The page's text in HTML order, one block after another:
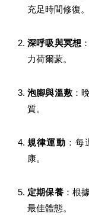
充足時間修復。
深呼吸與冥想
力荷爾蒙。
泡腳與溫敷 ：
質。
規律運動 ：
康。
定期保養：根
最佳體態。